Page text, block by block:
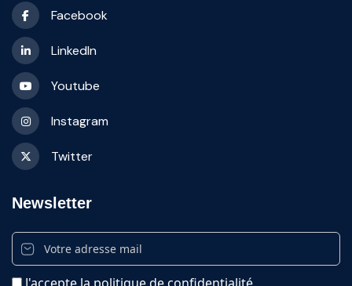
Facebook
LinkedIn
Youtube
Instagram
Twitter
Newsletter